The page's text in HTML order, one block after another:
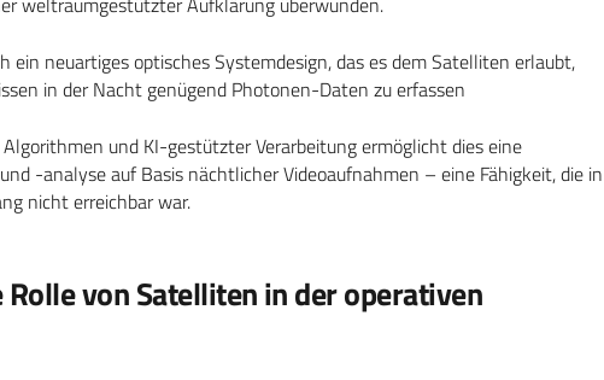
ein neuartiges optisches Systemdesign, das es dem Satelliten erlaubt,
in der Nacht genügend Photonen-Daten zu erfassen
und KI-gestützter Verarbeitung ermöglicht dies eine
-analyse auf Basis nächtlicher Videoaufnahmen – eine Fähigkeit, die in
nicht erreichbar war.
von Satelliten in der operativen